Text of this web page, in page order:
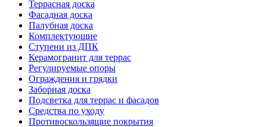
Террасная доска
Фасадная доска
Палубная доска
Комплектующие
Ступени из ДПК
Керамогранит для террас
Регулируемые опоры
Ограждения и грядки
Заборная доска
Подсветка для террас и фасадов
Средства по уходу
Противоскользящие покрытия